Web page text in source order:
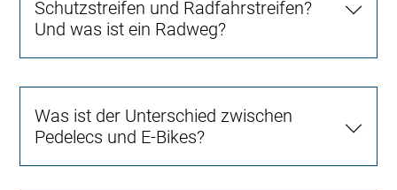
Schutzstreifen und Radfahrstreifen?
Und was ist ein Radweg?
Was ist der Unterschied zwischen
Pedelecs und E-Bikes?